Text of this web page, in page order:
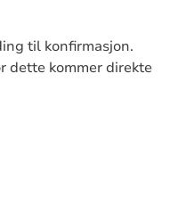
til konfirmasjon.
dette kommer direkte